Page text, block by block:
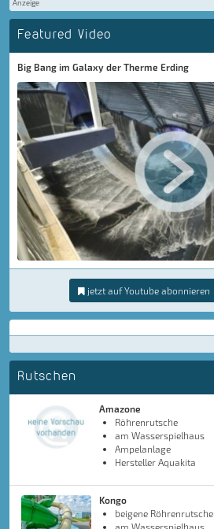
Anzeige
Featured Video
Big Bang im Galaxy der Therme Erding
jetzt auf Youtube abonnieren
Rutschen
Amazone
Röhrenrutsche
am Wasserspielhaus
Ampelanlage
Hersteller Aquakita
Kongo
beigene Röhrenrutsche
am Wasserspielhaus